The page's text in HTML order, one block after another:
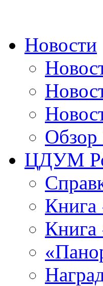
Новости
ЦДУМ
Книга
Книга